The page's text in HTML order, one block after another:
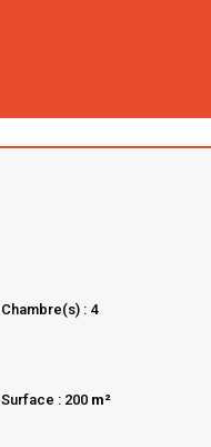
Chambre(s) : 4
Surface : 200 m²